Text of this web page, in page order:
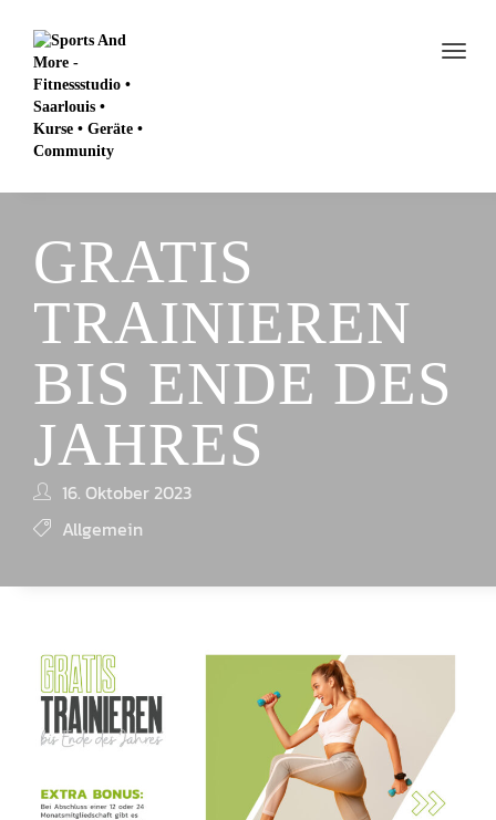
GRATIS
TRAINIEREN
BIS ENDE DES
JAHRES
16. Oktober 2023
Allgemein